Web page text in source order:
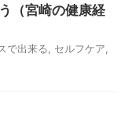
（宮崎の健康経
で出来る セルフケア